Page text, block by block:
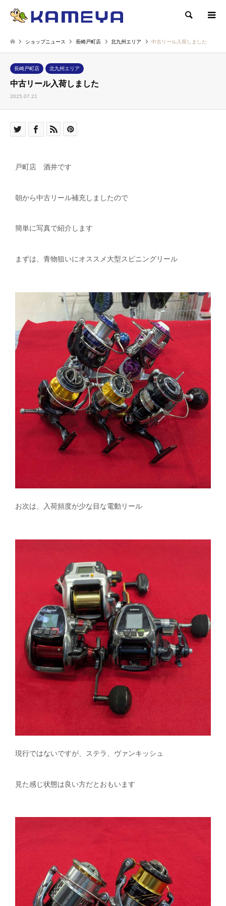
検索
ショップニュース 長崎戸町店 北九州エリア 中古リール入荷しました
長崎戸町店 北九州エリア
中古リール入荷しました
2025.07.21
戸町店 酒井です
朝から中古リール補充しましたので
簡単に写真で紹介します
まずは、青物狙いにオススメ大型スピニングリール
お次は、入荷頻度が少な目な電動リール
現行ではないですが、ステラ、ヴァンキッシュ
見た感じ状態は良い方だとおもいます